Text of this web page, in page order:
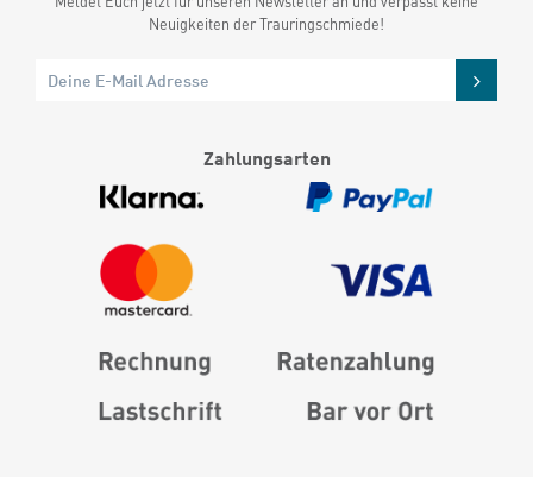
Neuigkeiten der Trauringschmiede!
Zahlungsarten